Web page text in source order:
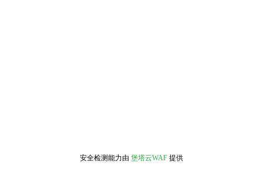
安全检测能力由 堡塔云WAF 提供